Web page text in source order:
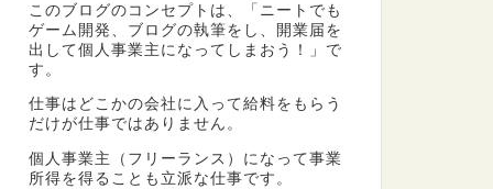
このブログのコンセプトは、「ニートでも
ゲーム開発、ブログの執筆をし、開業届を
出して個人事業主になってしまおう！」で
す。
仕事はどこかの会社に入って給料をもらう
だけが仕事ではありません。
個人事業主（フリーランス）になって事業
所得を得ることも立派な仕事です。